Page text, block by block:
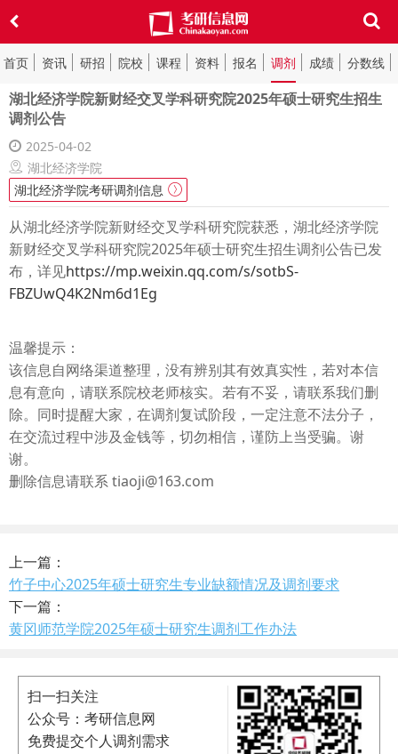
首页 资讯 研招 院校 课程 资料 报名 调剂 成绩 分数线
湖北经济学院新财经交叉学科研究院2025年硕士研究生招生
调剂公告
2025-04-02
湖北经济学院
湖北经济学院考研调剂信息
从湖北经济学院新财经交叉学科研究院获悉，湖北经济学院
新财经交叉学科研究院2025年硕士研究生招生调剂公告已发
布，详见https://mp.weixin.qq.com/s/sotbS-
FBZUwQ4K2Nm6d1Eg
温馨提示：
该信息自网络渠道整理，没有辨别其有效真实性，若对本信
息有意向，请联系院校老师核实。若有不妥，请联系我们删
除。同时提醒大家，在调剂复试阶段，一定注意不法分子，
在交流过程中涉及金钱等，切勿相信，谨防上当受骗。谢
谢。
删除信息请联系 tiaoji@163.com
上一篇：
竹子中心2025年硕士研究生专业缺额情况及调剂要求
下一篇：
黄冈师范学院2025年硕士研究生调剂工作办法
扫一扫关注
公众号：考研信息网
免费提交个人调剂需求